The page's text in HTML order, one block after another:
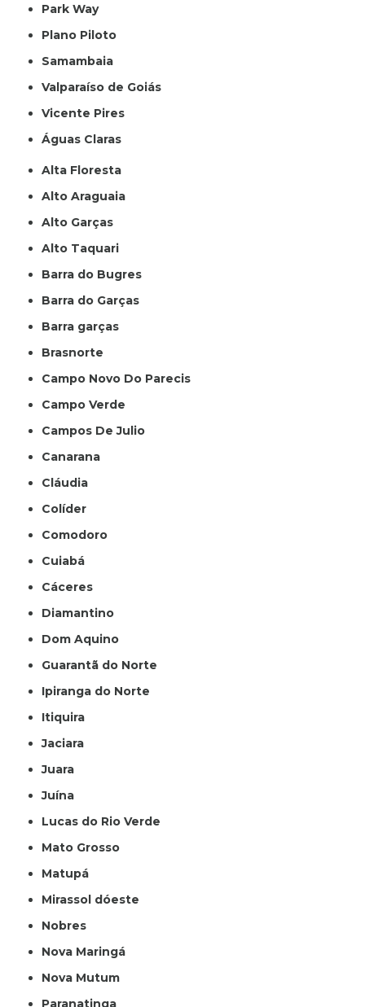
Park Way
Plano Piloto
Samambaia
Valparaíso de Goiás
Vicente Pires
Águas Claras
Alta Floresta
Alto Araguaia
Alto Garças
Alto Taquari
Barra do Bugres
Barra do Garças
Barra garças
Brasnorte
Campo Novo Do Parecis
Campo Verde
Campos De Julio
Canarana
Cláudia
Colíder
Comodoro
Cuiabá
Cáceres
Diamantino
Dom Aquino
Guarantã do Norte
Ipiranga do Norte
Itiquira
Jaciara
Juara
Juína
Lucas do Rio Verde
Mato Grosso
Matupá
Mirassol dóeste
Nobres
Nova Maringá
Nova Mutum
Paranatinga